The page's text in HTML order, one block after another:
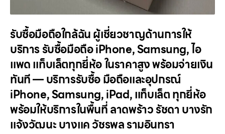
รับซื้อมือถือใกล้ฉัน ผู้เชี่ยวชาญด้านการให้
บริการ รับซื้อมือถือ iPhone, Samsung, ไอ
แพด แท็บเล็ตทุกยี่ห้อ ในราคาสูง พร้อมจ่ายเงิน
ทันที — บริการรับซื้อ มือถือและอุปกรณ์
iPhone, Samsung, iPad, แท็บเล็ต ทุกยี่ห้อ
พร้อมให้บริการในพื้นที่ ลาดพร้าว รัชดา บางรัก
แจ้งวัฒนะ บางแค วัชรพล รามอินทรา